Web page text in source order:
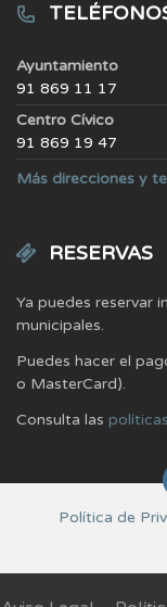
Ayuntamiento
91 869 11 17
Centro Cívico
91 869 19 47
Más direcciones y
RESERVAS
Ya puedes reservar
municipales.
Puedes hacer el
o MasterCard).
Consulta las
Política de